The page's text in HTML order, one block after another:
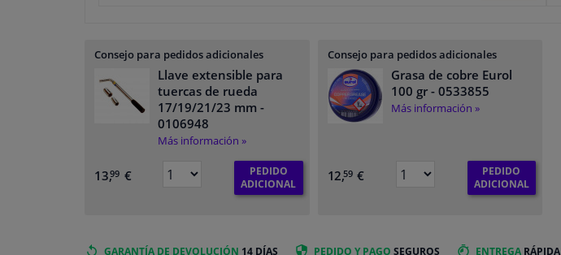
Consejo para pedidos adicionales
Llave extensible para
tuercas de rueda
17/19/21/23 mm -
0106948
Más información »
13,99 €
PEDIDO
ADICIONAL
Consejo para pedidos adicionales
Grasa de cobre Eurol
100 gr- 0533855
Más información »
12,59 €
PEDIDO
ADICIONAL
GARANTÍA DE DEVOLUCIÓN 14 DÍAS PEDIDO Y PAGO SEGUROS ENTREGA RÁPIDA